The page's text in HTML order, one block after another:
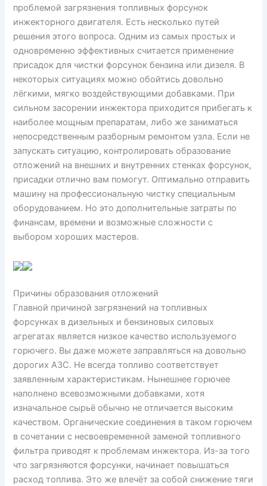
проблемой загрязнения топливных форсунок
инжекторного двигателя. Есть несколько путей
решения этого вопроса. Одним из самых простых и
одновременно эффективных считается применение
присадок для чистки форсунок бензина или дизеля. В
некоторых ситуациях можно обойтись довольно
лёгкими, мягко воздействующими добавками. При
сильном засорении инжектора приходится прибегать к
наиболее мощным препаратам, либо же заниматься
непосредственным разборным ремонтом узла. Если не
запускать ситуацию, контролировать образование
отложений на внешних и внутренних стенках форсунок,
присадки отлично вам помогут. Оптимально отправить
машину на профессиональную чистку специальным
оборудованием. Но это дополнительные затраты по
финансам, времени и возможные сложности с
выбором хороших мастеров.
Причины образования отложений
Главной причиной загрязнений на топливных
форсунках в дизельных и бензиновых силовых
агрегатах является низкое качество используемого
горючего. Вы даже можете заправляться на довольно
дорогих АЗС. Не всегда топливо соответствует
заявленным характеристикам. Нынешнее горючее
наполнено всевозможными добавками, хотя
изначальное сырьё обычно не отличается высоким
качеством. Органические соединения в таком горючем
в сочетании с несвоевременной заменой топливного
фильтра приводят к проблемам инжектора. Из-за того
что загрязняются форсунки, начинает повышаться
расход топлива. Это же влечёт за собой снижение тяги